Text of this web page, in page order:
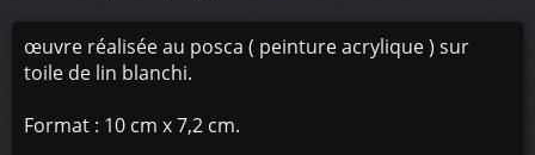
œuvre réalisée au posca ( peinture acrylique ) sur
toile de lin blanchi.
Format : 10 cm x 7,2 cm.